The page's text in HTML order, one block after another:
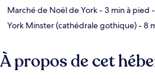
Marché de Noël de York- 3 min à pied
York Minster (cathédrale gothique)- 8
À propos de cet